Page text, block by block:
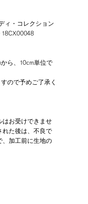
ィ・コレクション
ら、10cm単位で
ので予めご了承く
はお受けできませ
れた後は、不良で
、加工前に生地の